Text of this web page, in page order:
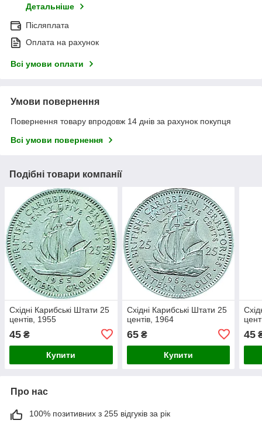
Детальніше
Післяплата
Оплата на рахунок
Всі умови оплати
Умови повернення
Повернення товару впродовж 14 днів за рахунок покупця
Всі умови повернення
Подібні товари компанії
Східні Карибські Штати 25
центів, 1955
45 ₴
Купити
Східні Карибські Штати 25
центів, 1964
65₴
Купити
45
Про нас
100% позитивних з 255 відгуків за рік